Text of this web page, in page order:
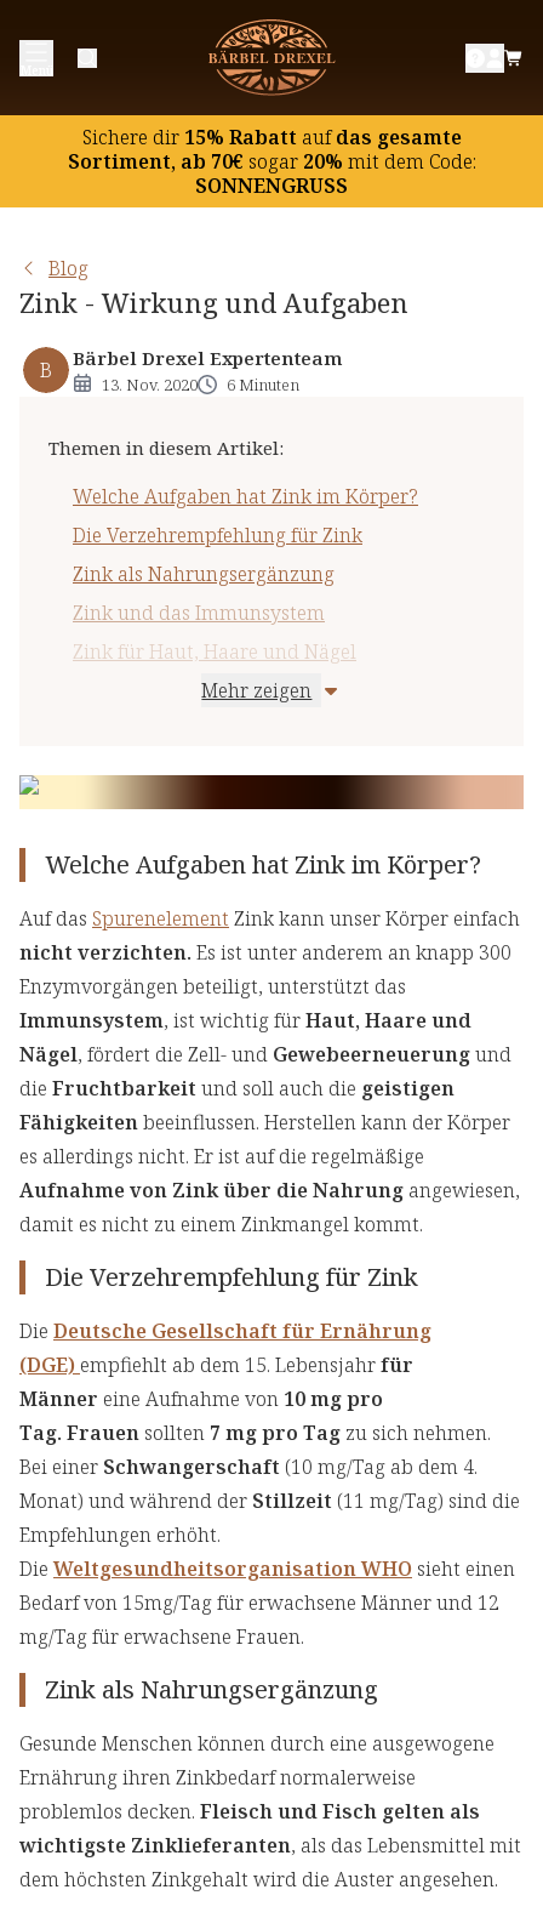
Sichere dir15% Rabatt aufdas gesamte
Sortiment, ab 70€ sogar20% mit dem Code:
SONNENGRUSS
Blog
Zink - Wirkung und Aufgaben
B Bärbel Drexel Expertenteam
13. Nov. 2020 6 Minuten
Themen in diesem Artikel:
Welche Aufgaben hat Zink im Körper?
Die Verzehrempfehlung für Zink
Zink als Nahrungsergänzung
Zink und das Immunsystem
Zink für Haut, Haare und Nägel
Zink und die Fruchtbarkeit
Zinkhaltige Lebensmittel
Zink und Histidin
Zink und Selen: eine schlagkräftige
Kombination
Mehr zeigen
Welche Aufgaben hat Zink im Körper?
Die Verzehrempfehlung für Zink
Zink als Nahrungsergänzung
Zink und das Immunsystem
Zink für Haut, Haare und Nägel
Zink und die geistige Leistungsfähigkeit
Zinkhaltige Lebensmittel
Zink und Histidin
Zink und Selen: eine schlagkräftige Kombination
Welche Aufgaben hat Zink im Körper?
Auf das Spurenelement Zink kann unser Körper einfach
nicht verzichten. Es ist unter anderem an knapp 300
Enzymvorgängen beteiligt, unterstützt das
Immunsystem, ist wichtig fürHaut, Haare und
Nägel, fördert die Zell- und Gewebeerneuerungund
die Fruchtbarkeit und soll auch die geistigen
Fähigkeitenbeeinflussen. Herstellen kann der Körper
es allerdings nicht. Er ist auf die regelmäßige
Aufnahme von Zink über die Nahrung angewiesen,
damit es nicht zu einem Zinkmangel kommt.
Die Verzehrempfehlung für Zink
Die Deutsche Gesellschaft für Ernährung
(DGE) empfiehlt ab dem 15. Lebensjahrfür
Männer eine Aufnahme von 10 mg pro
Tag. Frauen sollten 7 mg pro Tag zu sich nehmen.
Bei einer Schwangerschaft (10 mg/Tag ab dem 4.
Monat) und während der Stillzeit (11 mg/Tag) sind die
Empfehlungen erhöht.
DieWeltgesundheitsorganisation WHO sieht einen
Bedarf von 15mg/Tag für erwachsene Männer und 12
mg/Tag für erwachsene Frauen.
Zink als Nahrungsergänzung
Gesunde Menschen können durch eine ausgewogene
Ernährung ihren Zinkbedarf normalerweise
problemlos decken. Fleisch und Fisch gelten als
wichtigste Zinklieferanten, als das Lebensmittel mit
dem höchsten Zinkgehalt wird die Auster angesehen.